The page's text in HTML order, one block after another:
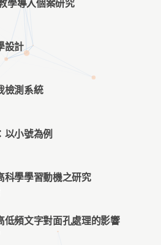
學導入個案研究
設計
檢測系統
以小號為例
科學學習動機之研究
低頻文字對面孔處理的影響